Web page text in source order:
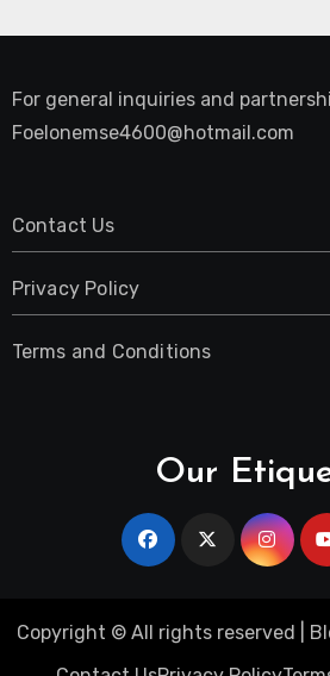
For general inquiries and
Foelonemse4600@hotmail.com
Contact Us
Privacy Policy
Terms and Conditions
Our
Copyright © All rights reserved